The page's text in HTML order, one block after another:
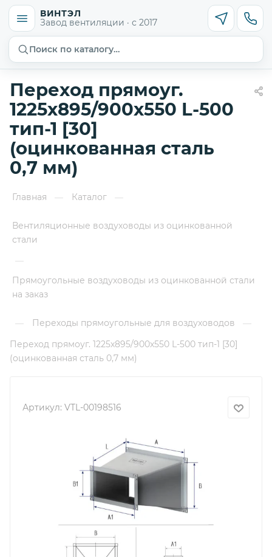
ВИНТЭЛ
Завод вентиляции · с 2017
Поиск по каталогу…
Переход прямоуг.
1225х895/900х550 L-500
тип-1 [30]
(оцинкованная сталь
0,7 мм)
Главная — Каталог —
Вентиляционные воздуховоды из оцинкованной
стали
—
Прямоугольные воздуховоды из оцинкованной стали
на заказ
— Переходы прямоугольные для воздуховодов
—
Переход прямоуг. 1225х895/900х550 L-500 тип-1 [30]
(оцинкованная сталь 0,7 мм)
Артикул: VTL-00198516